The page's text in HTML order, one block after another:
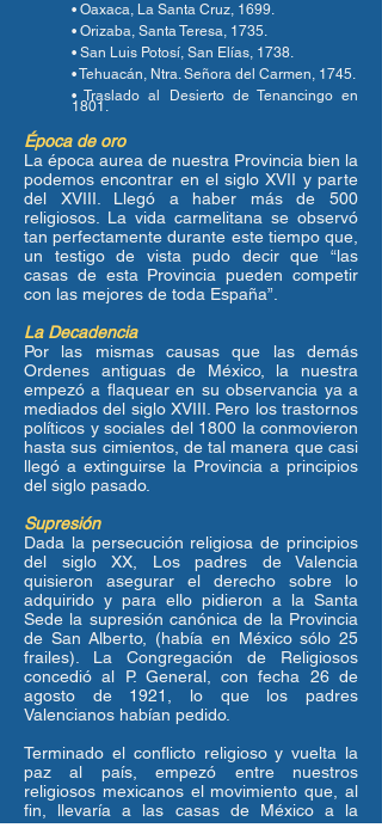
• Oaxaca, La Santa Cruz, 1699.
• Orizaba, Santa Teresa, 1735.
• San Luis Potosí, San Elías, 1738.
• Tehuacán, Ntra. Señora del Carmen, 1745.
• Traslado al Desierto de Tenancingo en
1801.
Época de oro
La época aurea de nuestra Provincia bien la
podemos encontrar en el siglo XVII y parte
del XVIII. Llegó a haber más de 500
religiosos. La vida carmelitana se observó
tan perfectamente durante este tiempo que,
un testigo de vista pudo decir que “las
casas de esta Provincia pueden competir
con las mejores de toda España”.
La Decadencia
Por las mismas causas que las demás
Ordenes antiguas de México, la nuestra
empezó a flaquear en su observancia ya a
mediados del siglo XVIII. Pero los trastornos
políticos y sociales del 1800 la conmovieron
hasta sus cimientos, de tal manera que casi
llegó a extinguirse la Provincia a principios
del siglo pasado.
Supresión
Dada la persecución religiosa de principios
del siglo XX, Los padres de Valencia
quisieron asegurar el derecho sobre lo
adquirido y para ello pidieron a la Santa
Sede la supresión canónica de la Provincia
de San Alberto, (había en México sólo 25
frailes). La Congregación de Religiosos
concedió al P. General, con fecha 26 de
agosto de 1921, lo que los padres
Valencianos habían pedido.
Terminado el conflicto religioso y vuelta la
paz al país, empezó entre nuestros
religiosos mexicanos el movimiento que, al
fin, llevaría a las casas de México a la
separación de España.